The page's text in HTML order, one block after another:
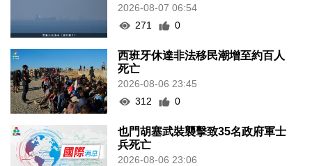
2026-08-07 06:54
271
0
西班牙休達非法移民潮增至約百人
死亡
2026-08-06 23:45
312
0
也門胡塞武裝襲擊致35名政府軍士
兵死亡
2026-08-06 23:06